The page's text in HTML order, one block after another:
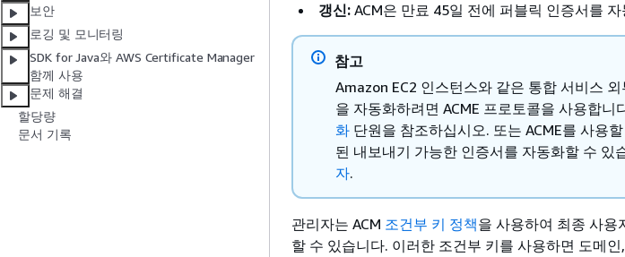
보안
로깅 및 모니터링
SDK for Java와 AWS Certificate Manager
함께 사용
문제 해결
할당량
문서 기록
갱신: ACM은 만료 45일 전에 퍼블릭 인증서를
참고
Amazon EC2 인스턴스와 같은 통합 서비스
을 자동화하려면 ACME 프로토콜을 사용합니
화 단원을 참조하십시오. 또는 ACME를 사용
된 내보내기 가능한 인증서를 자동화할 수 있
자.
관리자는 ACM 조건부 키 정책을 사용하여 최종 사용
할 수 있습니다. 이러한 조건부 키를 사용하면 도메